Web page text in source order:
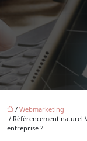
/ Webmarketing
/ Référencement naturel
entreprise ?